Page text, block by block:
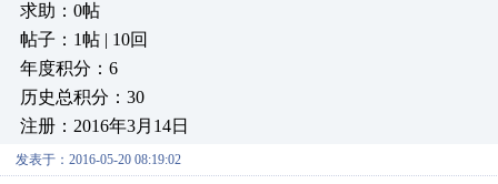
求助：0帖
帖子：1帖 | 10回
年度积分：6
历史总积分：30
注册：2016年3月14日
发表于：2016-05-20 08:19:02